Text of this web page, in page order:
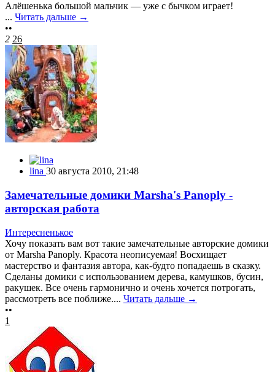
Алёшенька большой мальчик — уже с бычком играет!
... Читать дальше →
••
2 26
lina 30 августа 2010, 21:48
Замечательные домики Marsha's Panoply -
авторская работа
Интересненькое
Хочу показать вам вот такие замечательные авторские домики
от Marsha Panoply. Красота неописуемая! Восхищает
мастерство и фантазия автора, как-будто попадаешь в сказку.
Сделаны домики с использованием дерева, камушков, бусин,
ракушек. Все очень гармонично и очень хочется потрогать,
рассмотреть все поближе.... Читать дальше →
••
1